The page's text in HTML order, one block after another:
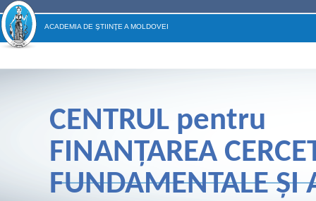
ACADEMIA DE ŞTIINŢE A MOLDOVEI
CENTRUL pentru
FINANŢAREA
FUNDAMENTALE ŞI